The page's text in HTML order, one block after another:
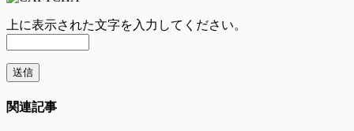
上に表示された文字を入力してください。
関連記事